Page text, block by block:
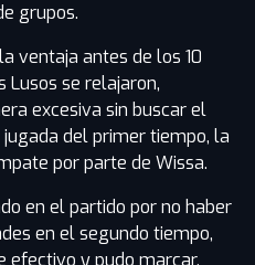
grupos.
ventaja antes de los 10
Lusos se relajaron,
excesiva sin buscar el
del primer tiempo, la
por parte de Wissa.
en el partido por no haber
en el segundo tiempo,
efectivo y pudo marcar.